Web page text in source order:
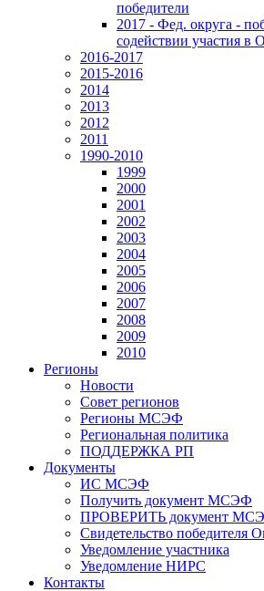
победители
2017 - Фед. округа -
содействии участия в
2016-2017
2015-2016
2014
2013
2012
2011
1990-2010
1999
2000
2001
2002
2003
2004
2005
2006
2007
2008
2009
2010
Регионы
Новости
Совет регионов
Регионы МСЭФ
Региональная политика
ПОДДЕРЖКА РП
Документы
ИС МСЭФ
Получить документ МСЭФ
ПРОВЕРИТЬ документ
Свидетельство победителя
Уведомление участника
Уведомление НИРС
Контакты